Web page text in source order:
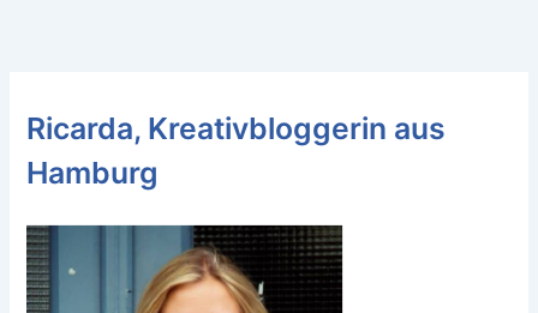
Ricarda, Kreativbloggerin aus
Hamburg